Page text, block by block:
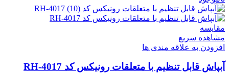
مقایسه
مشاهده سریع
افزودن به علاقه مندی ها
آبپاش قابل تنظیم با متعلقات رونیکس کد RH-4017